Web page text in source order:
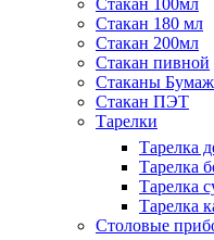
Стакан 180 мл
Стакан 200мл
Стакан пивной
Стаканы
Стакан ПЭТ
Тарелки
Тарелка
Тарелка
Тарелка
Тарелка
Столовые